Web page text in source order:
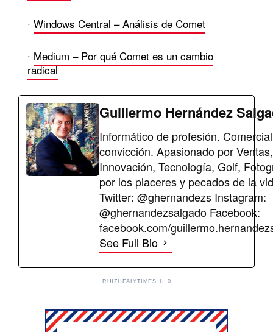
∙ Windows Central – Análisis de Comet
∙ Medium – Por qué Comet es un cambio
radical
Guillermo Hernández
Informático de profesión.
convicción. Apasionado por Ventas,
Innovación, Tecnología, Golf,
por los placeres y pecados de la
Twitter: @ghernandezs Instagram:
@ghernandezsalgado Facebook:
facebook.com/
See Full Bio
RUIZHEALYTIMES_H_0